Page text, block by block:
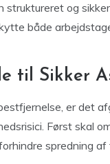
struktureret og
både
til Sikker
er det
Først skal
spredning af